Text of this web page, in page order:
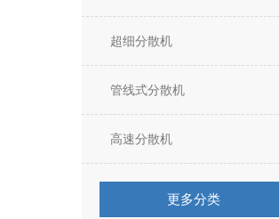
超细分散机
管线式分散机
高速分散机
更多分类